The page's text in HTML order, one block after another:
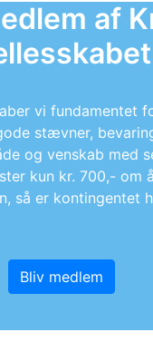
af
vi fundamentet
stævner,
og venskab med
kun kr. 700,- om
så er kontingentet
Bliv medlem